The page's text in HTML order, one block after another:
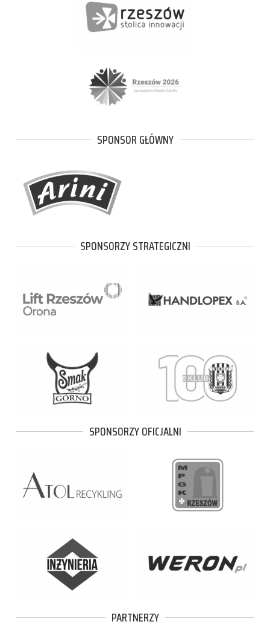
SPONSOR GŁÓWNY
SPONSORZY STRATEGICZNI
SPONSORZY OFICJALNI
PARTNERZY